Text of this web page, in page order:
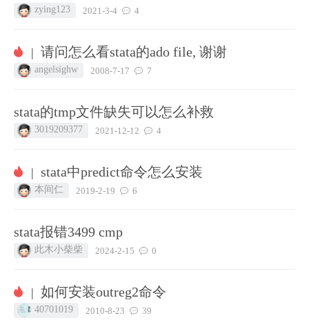
zying123 2021-3-4 4
| 请问怎么看stata的ado file, 谢谢
angelsighw 2008-7-17 7
stata的tmp文件缺失可以怎么补救
3019209377 2021-12-12 4
| stata中predict命令怎么安装
本间仁 2019-2-19 6
stata报错3499 cmp
此木小柴柴 2024-2-15 0
| 如何安装outreg2命令
40701019 2010-8-23 39